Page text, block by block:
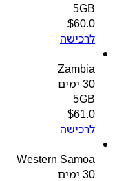
5GB
$60.0
לרכישה
Zambia
5GB
$61.0
לרכישה
Western Samoa